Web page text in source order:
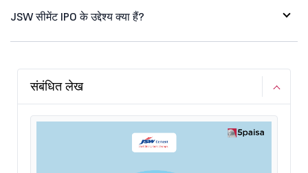
JSW सीमेंट IPO के उद्देश्य क्या हैं?
संबंधित लेख